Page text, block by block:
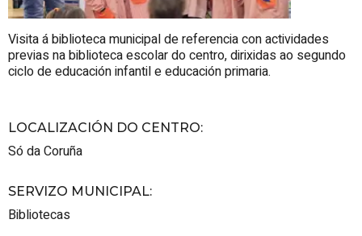
Visita á biblioteca municipal de referencia con actividades
previas na biblioteca escolar do centro, dirixidas ao segundo
ciclo de educación infantil e educación primaria.
LOCALIZACIÓN DO CENTRO:
Só da Coruña
SERVIZO MUNICIPAL:
Bibliotecas